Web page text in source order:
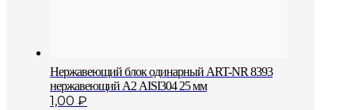
Нержавеющий блок одинарный АRT-NR 8393
нержавеющий А2 AISI304 25 мм
1,00 ₽